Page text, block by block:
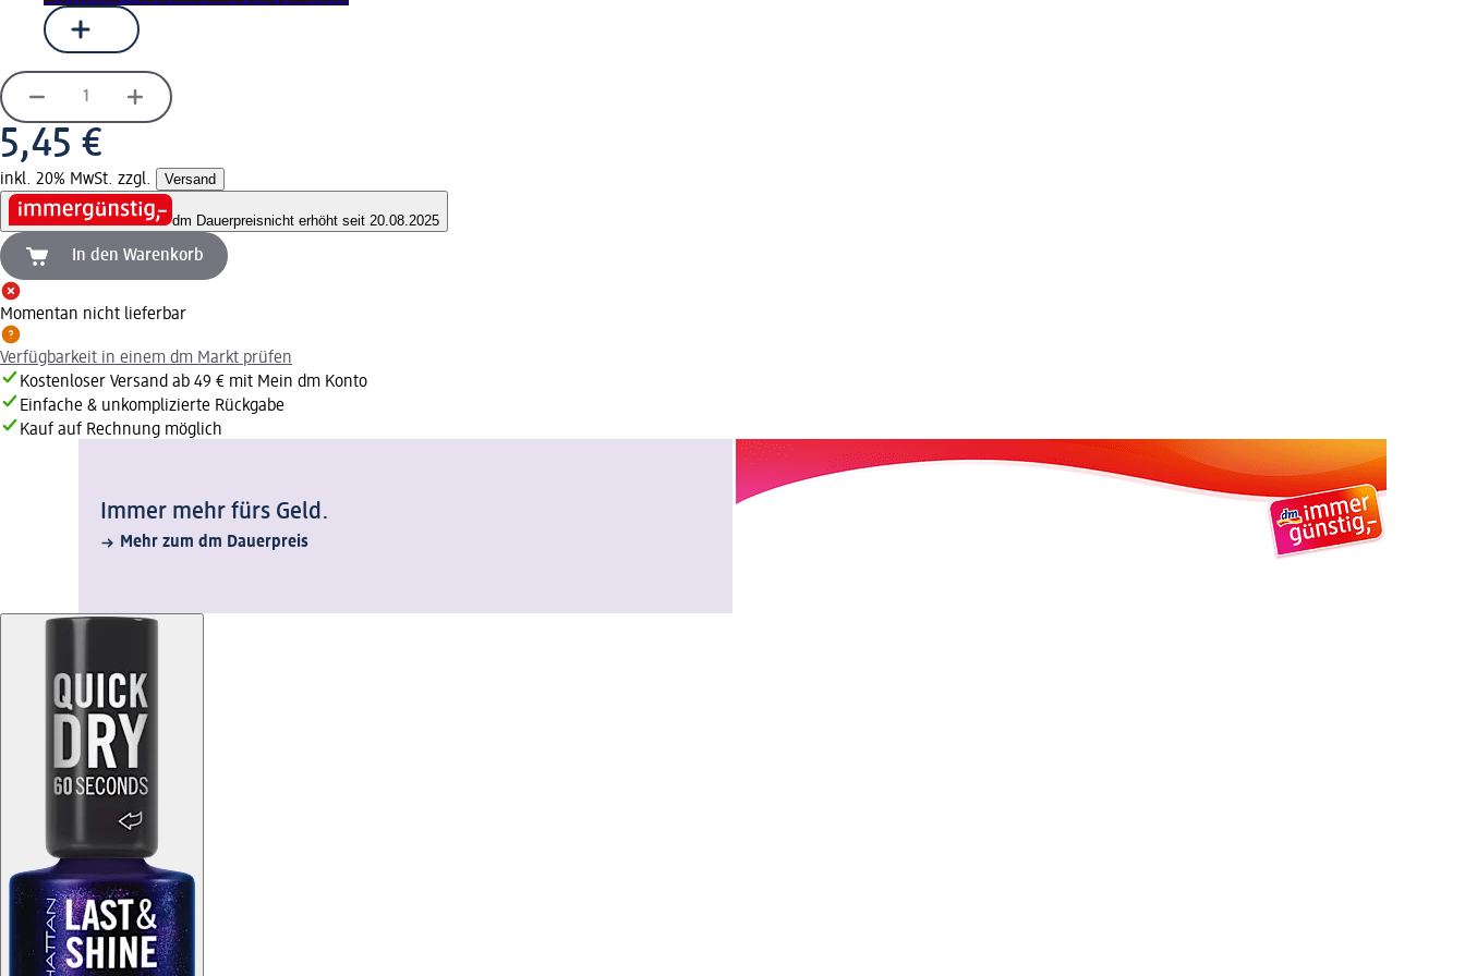
5,45 €
inkl. 20% MwSt. zzgl. Versand
dm Dauerpreisnicht erhöht seit 20.08.2025
In den Warenkorb
Momentan nicht lieferbar
Verfügbarkeit in einem dm Markt prüfen
Kostenloser Versand ab 49 € mit Mein dm Konto
Einfache & unkomplizierte Rückgabe
Kauf auf Rechnung möglich
Immer mehr fürs Geld.
Mehr zum dm Dauerpreis